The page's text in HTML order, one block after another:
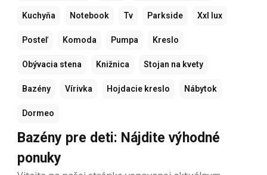
Kuchyňa Notebook Tv Parkside Xxl lux
Posteľ Komoda Pumpa Kreslo
Obývacia stena Knižnica Stojan na kvety
Bazény Vírivka Hojdacie kreslo Nábytok
Dormeo
Bazény pre deti: Nájdite výhodné
ponuky